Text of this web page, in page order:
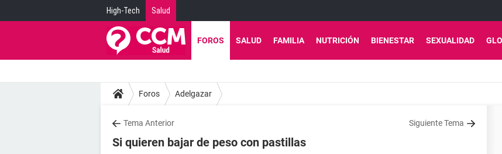
High-Tech Salud
FOROS SALUD FAMILIA NUTRICIÓN BIENESTAR SEXUALIDAD
Foros Adelgazar
Tema Anterior Siguiente Tema
Si quieren bajar de peso con pastillas